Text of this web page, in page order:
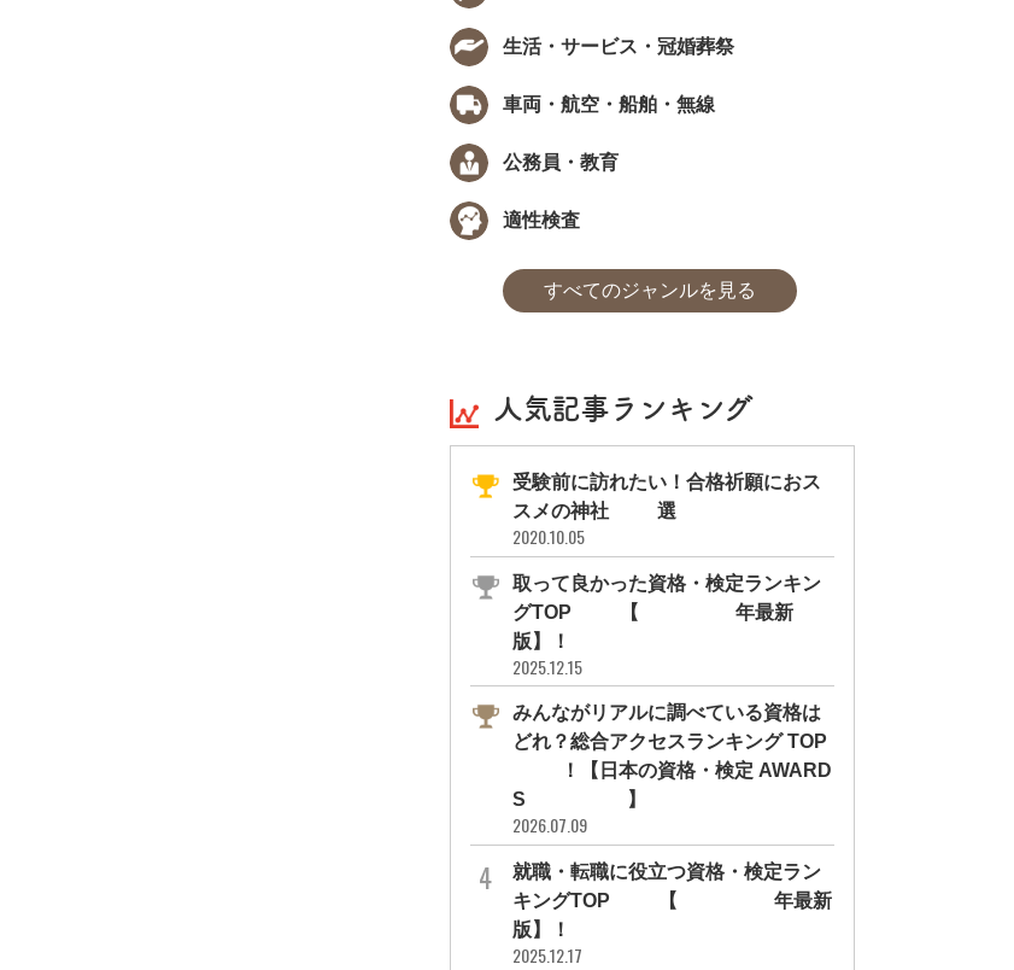
生活・サービス・冠婚葬祭
車両・航空・船舶・無線
公務員・教育
適性検査
すべてのジャンルを見る
人気記事ランキング
受験前に訪れたい！合格祈願におス
スメの神社11選
2020.10.05
取って良かった資格・検定ランキン
グTOP10【2026年最新
版】！
2025.12.15
みんながリアルに調べている資格は
どれ？総合アクセスランキング TOP
10！【日本の資格・検定 AWARD
S 2026】
2026.07.09
就職・転職に役立つ資格・検定ラン
キングTOP30【2026年最新
版】！
2025.12.17